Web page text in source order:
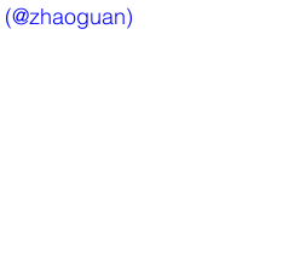
(@zhaoguan)